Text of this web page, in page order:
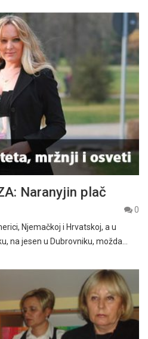
Naranyjin plač
0
Njemačkoj i Hrvatskoj, a u
na jesen u Dubrovniku, možda…